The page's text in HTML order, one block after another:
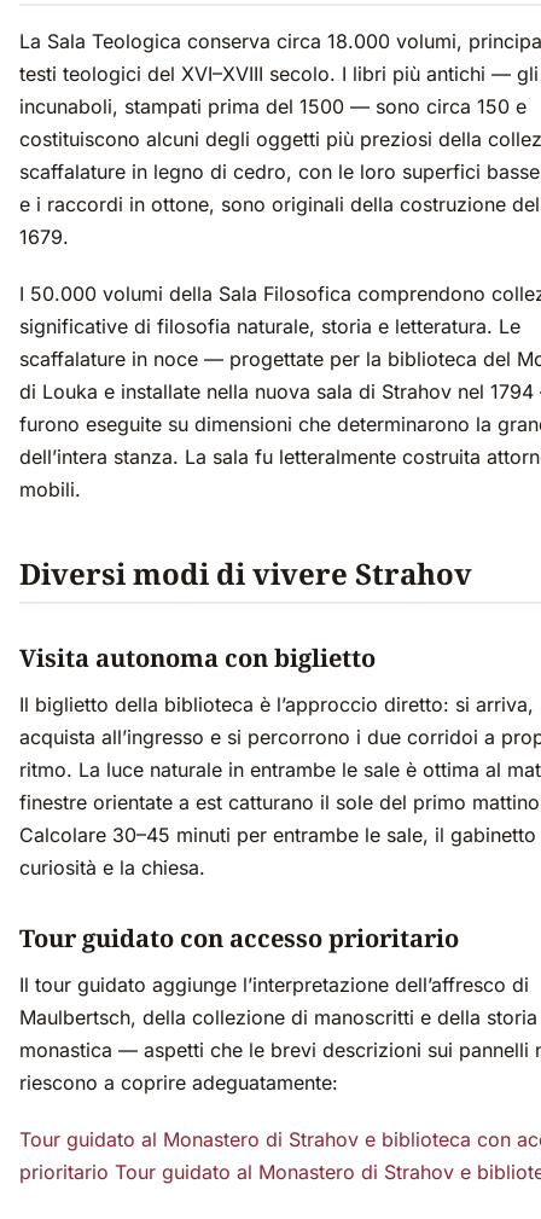
La Sala Teologica conserva circa 18.000 volumi,
testi teologici del XVI–XVIII secolo. I libri più antichi — gli
incunaboli, stampati prima del 1500 — sono circa 150 e
costituiscono alcuni degli oggetti più preziosi della
scaffalature in legno di cedro, con le loro superfici
e i raccordi in ottone, sono originali della costruzione del
1679.
I 50.000 volumi della Sala Filosofica comprendono
significative di filosofia naturale, storia e letteratura. Le
scaffalature in noce — progettate per la biblioteca del
di Louka e installate nella nuova sala di Strahov nel
furono eseguite su dimensioni che determinarono la
dell’intera stanza. La sala fu letteralmente costruita
mobili.
Diversi modi di vivere Strahov
Visita autonoma con biglietto
Il biglietto della biblioteca è l’approccio diretto: si arriva,
acquista all’ingresso e si percorrono i due corridoi a
ritmo. La luce naturale in entrambe le sale è ottima al
finestre orientate a est catturano il sole del primo
Calcolare 30–45 minuti per entrambe le sale, il
curiosità e la chiesa.
Tour guidato con accesso prioritario
Il tour guidato aggiunge l’interpretazione dell’affresco di
Maulbertsch, della collezione di manoscritti e della storia
monastica — aspetti che le brevi descrizioni sui pannelli
riescono a coprire adeguatamente:
Tour guidato al Monastero di Strahov e biblioteca con
prioritario Tour guidato al Monastero di Strahov e